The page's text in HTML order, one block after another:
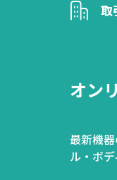
取
オン
最新機
ル・ボ